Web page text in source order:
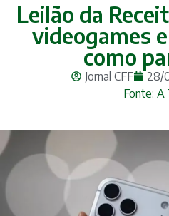
Leilão da
videogames
como
Jornal CFF 28/
Fonte: A